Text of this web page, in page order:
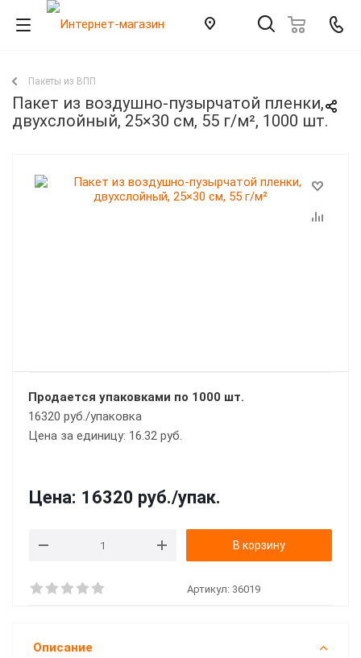
Пакеты из ВПП
Пакет из воздушно-пузырчатой пленки,
двухслойный, 25×30 см, 55 г/м², 1000 шт.
Продается упаковками по 1000 шт.
16320 руб./упаковка
Цена за единицу: 16.32 руб.
Цена: 16320 руб./упак.
В корзину
Артикул: 36019
Описание